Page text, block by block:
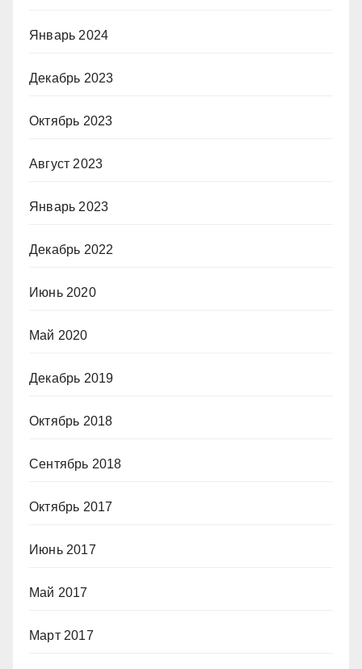
Январь 2024
Декабрь 2023
Октябрь 2023
Август 2023
Январь 2023
Декабрь 2022
Июнь 2020
Май 2020
Декабрь 2019
Октябрь 2018
Сентябрь 2018
Октябрь 2017
Июнь 2017
Май 2017
Март 2017